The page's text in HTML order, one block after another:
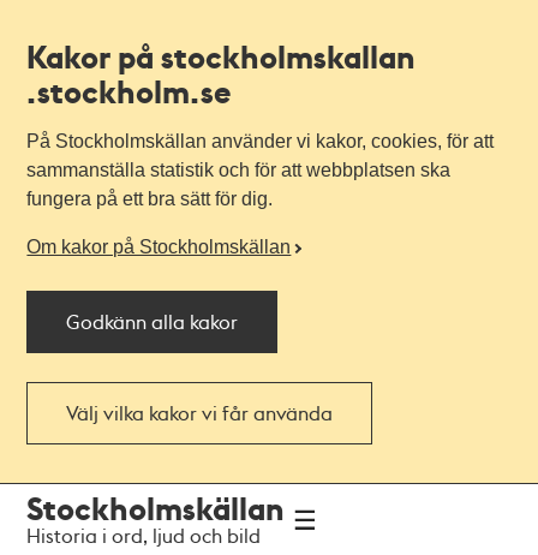
Kakor på stockholmskallan
.stockholm.se
På Stockholmskällan använder vi kakor, cookies, för att
sammanställa statistik och för att webbplatsen ska
fungera på ett bra sätt för dig.
Om kakor på Stockholmskällan
Godkänn alla kakor
Välj vilka kakor vi får använda
navigationen
huvudinnehållet
Stockholmskällan
Historia i ord, ljud och bild